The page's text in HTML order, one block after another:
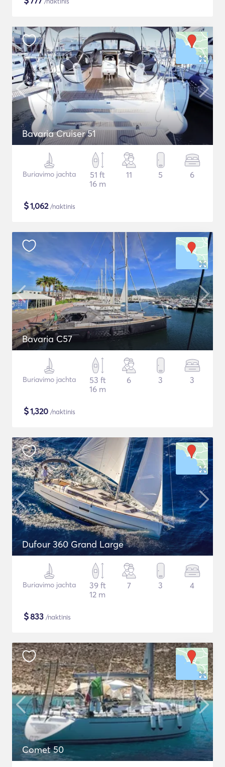
Bavaria Cruiser 51
Buriavimo jachta
51 ft
16 m
11 5 6
$1,062/naktinis
Bavaria C57
Buriavimo jachta
53 ft
16 m
6 3 3
$1,320 /naktinis
Dufour 360 Grand Large
Buriavimo jachta
39 ft
12 m
7 3 4
$833 /naktinis
Comet 50